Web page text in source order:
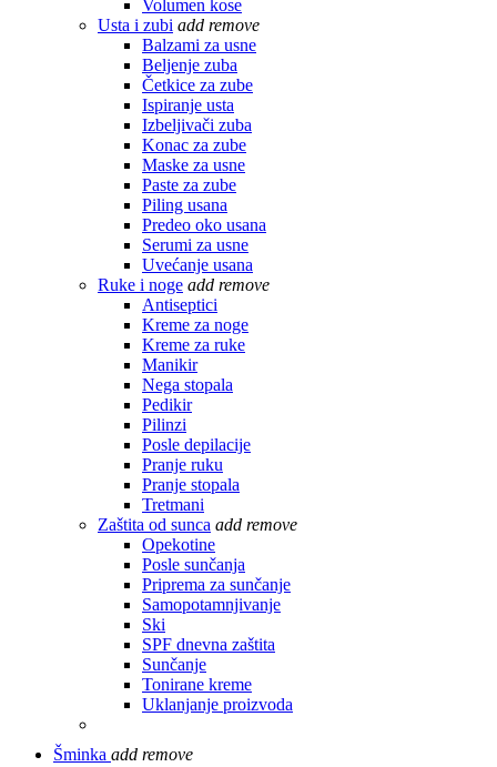
Volumen kose
Usta i zubi add remove
Balzami za usne
Beljenje zuba
Četkice za zube
Ispiranje usta
Izbeljivači zuba
Konac za zube
Maske za usne
Paste za zube
Piling usana
Predeo oko usana
Serumi za usne
Uvećanje usana
Ruke i noge add remove
Antiseptici
Kreme za noge
Kreme za ruke
Manikir
Nega stopala
Pedikir
Pilinzi
Posle depilacije
Pranje ruku
Pranje stopala
Tretmani
Zaštita od sunca add remove
Opekotine
Posle sunčanja
Priprema za sunčanje
Samopotamnjivanje
Ski
SPF dnevna zaštita
Sunčanje
Tonirane kreme
Uklanjanje proizvoda
Šminka add remove